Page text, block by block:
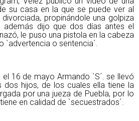
su casa en la que se puede ver al
propinándole una golpiza
además dijo que dos días antes el
le puso una pistola en la cabeza
`advertencia o sentencia´.
el 16 de mayo Armando `S´. se llevó
dos hijos, de los cuales ella tiene la
por una jueza de Puebla, por lo
en calidad de `secuestrados´.